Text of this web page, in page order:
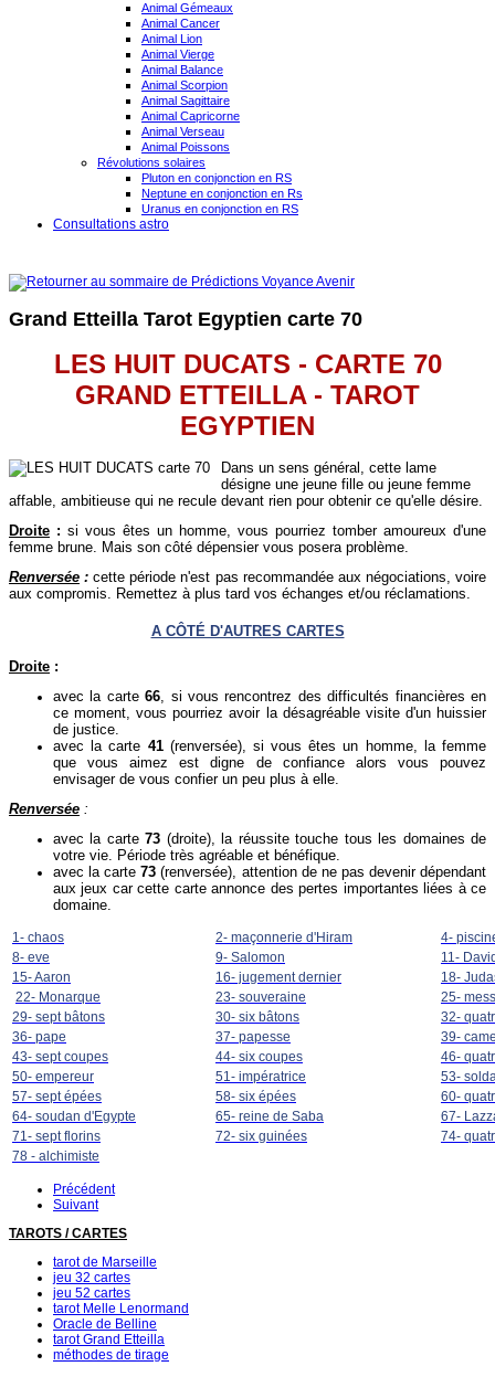
Animal Gémeaux
Animal Cancer
Animal Lion
Animal Vierge
Animal Balance
Animal Scorpion
Animal Sagittaire
Animal Capricorne
Animal Verseau
Animal Poissons
Révolutions solaires
Pluton en conjonction en RS
Neptune en conjonction en Rs
Uranus en conjonction en RS
Consultations astro
Grand Etteilla Tarot Egyptien carte 70
LES HUIT DUCATS - CARTE 70
GRAND ETTEILLA - TAROT
EGYPTIEN
Dans un sens général, cette lame
désigne une jeune fille ou jeune femme
affable, ambitieuse qui ne recule devant rien pour obtenir ce qu'elle désire.
Droite : si vous êtes un homme, vous pourriez tomber amoureux d'une
femme brune. Mais son côté dépensier vous posera problème.
Renversée : cette période n'est pas recommandée aux négociations, voire
aux compromis. Remettez à plus tard vos échanges et/ou réclamations.
A CÔTÉ D'AUTRES CARTES
Droite :
avec la carte66 , si vous rencontrez des difficultés financières en
ce moment, vous pourriez avoir la désagréable visite d'un huissier
de justice.
avec la carte 41(renversée), si vous êtes un homme, la femme
que vous aimez est digne de confiance alors vous pouvez
envisager de vous confier un peu plus à elle.
Renversée :
avec la carte73 (droite), la réussite touche tous les domaines de
votre vie. Période très agréable et bénéfique.
avec la carte73 (renversée), attention de ne pas devenir dépendant
aux jeux car cette carte annonce des pertes importantes liées à ce
domaine.
1- chaos 2- maçonnerie d'Hiram
4-
8- eve
9- Salomon
11-
15- Aaron
16- jugement dernier
18-
22- Monarque
23- souveraine
25-
29- sept bâtons
30- six bâtons
32-
36- pape
37- papesse
39-
43- sept coupes
44- six coupes
46-
50- empereur
51- impératrice
53-
57- sept épées
58- six épées
60-
64- soudan d'Egypte
65- reine de Saba
67-
71- sept florins
72- six guinées
74-
78 - alchimiste
Précédent
Suivant
TAROTS / CARTES
tarot de Marseille
jeu 32 cartes
jeu 52 cartes
tarot Melle Lenormand
Oracle de Belline
tarot Grand Etteilla
méthodes de tirage